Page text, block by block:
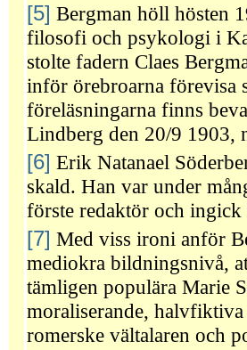
[5] Bergman höll hösten
filosofi och psykologi i
stolte fadern Claes
inför örebroarna förevisa
föreläsningarna finns
Lindberg den 20/9 1903,
[6] Erik Natanael
skald. Han var under
förste redaktör och
[7] Med viss ironi anför
mediokra bildningsnivå,
tämligen populära Marie
moraliserande,
romerske vältalaren och